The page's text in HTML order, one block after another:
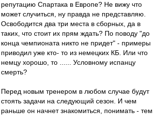
репутацию Спартака в Европе? Не вижу что
может случиться, ну правда не представляю.
Освободится два три места в сборных, да в
таких, что стоит их прям ждать? По поводу "до
конца чемпионата никто не придет" - примеры
приводил уже кто- то из немецких КБ. Или что
немцу хорошо, то ...... Условному испанцу
смерть?
Перед новым тренером в любом случае будут
стоять задачи на следующий сезон. И чем
раньше он начнет знакомиться, понимать - тем